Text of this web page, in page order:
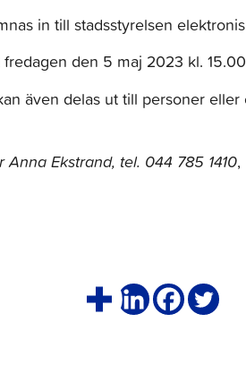
in till stadsstyrelsen
den 5 maj 2023 kl.
även delas ut till personer
Ekstrand, tel. 044 785 1410,